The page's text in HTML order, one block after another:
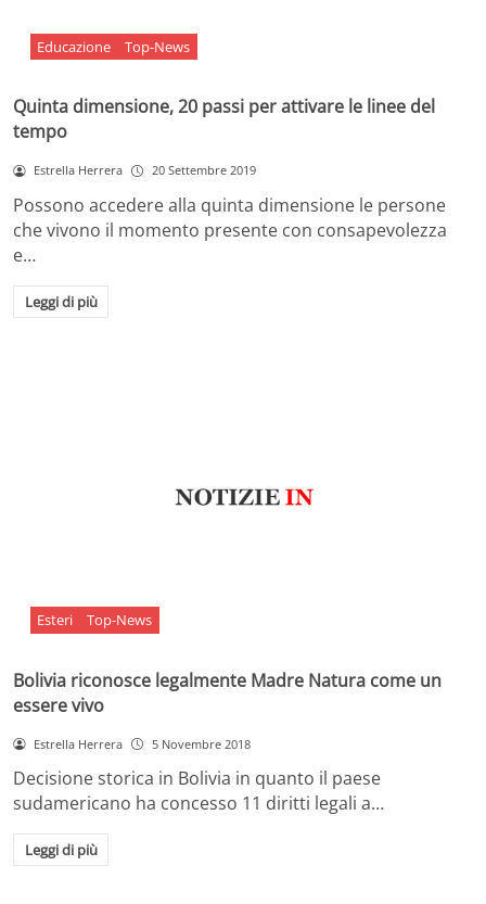
Educazione Top-News
Quinta dimensione, 20 passi per attivare le linee del
tempo
Estrella Herrera 20 Settembre 2019
Possono accedere alla quinta dimensione le persone
che vivono il momento presente con consapevolezza
e…
Leggi di più
Esteri Top-News
Bolivia riconosce legalmente Madre Natura come un
essere vivo
Estrella Herrera 5 Novembre 2018
Decisione storica in Bolivia in quanto il paese
sudamericano ha concesso 11 diritti legali a…
Leggi di più